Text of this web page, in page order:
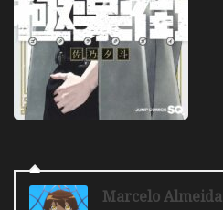
Marcelo Almeida